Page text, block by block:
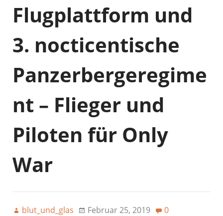
Flugplattform und
3. nocticentische
Panzerbergeregime
nt – Flieger und
Piloten für Only
War
blut_und_glas Februar 25, 2019 0